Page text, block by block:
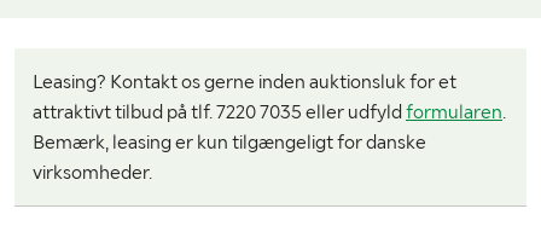
Leasing? Kontakt os gerne inden auktionsluk for et
attraktivt tilbud på tlf. 7220 7035 eller udfyldformularen.
Bemærk, leasing er kun tilgængeligt for danske
virksomheder.